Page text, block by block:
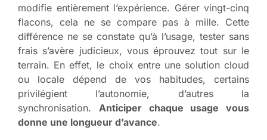
modifie entièrement l’expérience. Gérer vingt-cinq
flacons, cela ne se compare pas à mille. Cette
différence ne se constate qu’à l’usage, tester sans
frais s’avère judicieux, vous éprouvez tout sur le
terrain. En effet, le choix entre une solution cloud
ou locale dépend de vos habitudes, certains
privilégient l’autonomie, d’autres la
synchronisation. Anticiper chaque usage vous
donne une longueur d’avance.